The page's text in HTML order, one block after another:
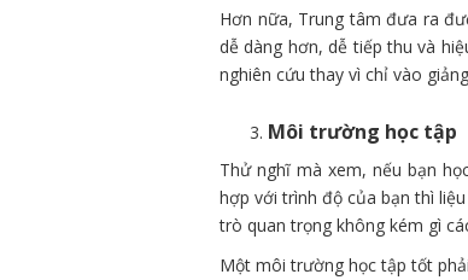
Hơn nữa, Trung tâm đưa ra
dễ dàng hơn, dễ tiếp thu và
nghiên cứu thay vì chỉ vào
Môi trường học tập
Thử nghĩ mà xem, nếu bạn
hợp với trình độ của bạn thì
trò quan trọng không kém gì
Một môi trường học tập tốt